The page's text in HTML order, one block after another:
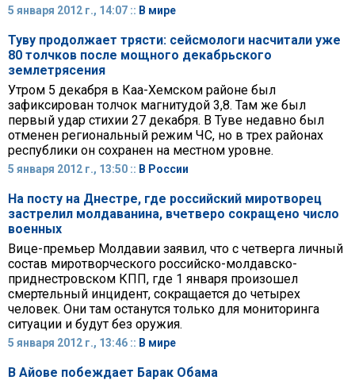
5 января 2012 г., 14:07 :: В мире
Туву продолжает трясти: сейсмологи насчитали уже
80 толчков после мощного декабрьского
землетрясения
Утром 5 декабря в Каа-Хемском районе был
зафиксирован толчок магнитудой 3,8. Там же был
первый удар стихии 27 декабря. В Туве недавно был
отменен региональный режим ЧС, но в трех районах
республики он сохранен на местном уровне.
5 января 2012 г., 13:50 :: В России
На посту на Днестре, где российский миротворец
застрелил молдаванина, вчетверо сокращено число
военных
Вице-премьер Молдавии заявил, что с четверга личный
состав миротворческого российско-молдавско-
приднестровском КПП, где 1 января произошел
смертельный инцидент, сокращается до четырех
человек. Они там останутся только для мониторинга
ситуации и будут без оружия.
5 января 2012 г., 13:46 :: В мире
В Айове побеждает Барак Обама